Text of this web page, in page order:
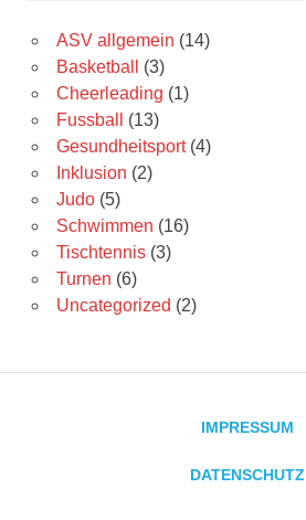
ASV allgemein (14)
Basketball
(3)
Cheerleading (1)
Fussball
(13)
Gesundheitsport(4)
Inklusion (2)
Judo(5)
Schwimmen (16)
Tischtennis(3)
Turnen (6)
Uncategorized (2)
IMPRESSUM
DATENSCHUTZ